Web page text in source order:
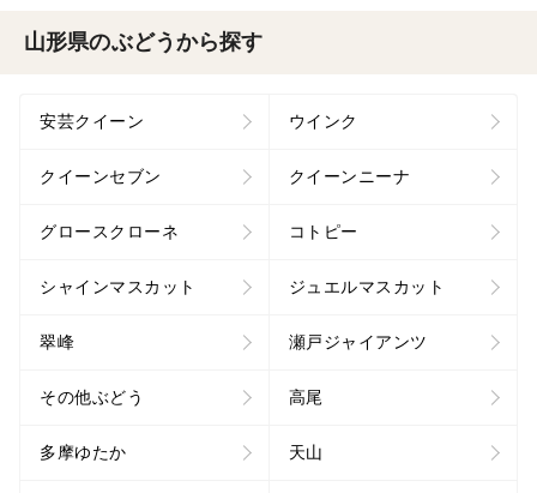
山形県のぶどうから探す
安芸クイーン ウインク
クイーンセブン クイーンニーナ
グロースクローネ コトピー
シャインマスカット ジュエルマスカット
翠峰 瀬戸ジャイアンツ
その他ぶどう 高尾
多摩ゆたか 天山